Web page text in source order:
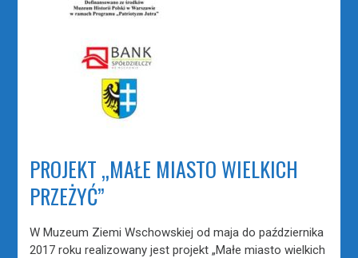
PROJEKT „MAŁE MIASTO WIELKICH
PRZEŻYĆ”
W Muzeum Ziemi Wschowskiej od maja do października
2017 roku realizowany jest projekt „Małe miasto wielkich